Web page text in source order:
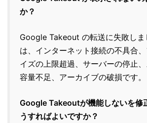
か？
Google Takeout の転送に失敗しま
は、インターネット接続の不具合
イズの上限超過、サーバーの停止
容量不足、アーカイブの破損です。
Google Takeoutが機能しないを修
うすればよいですか？